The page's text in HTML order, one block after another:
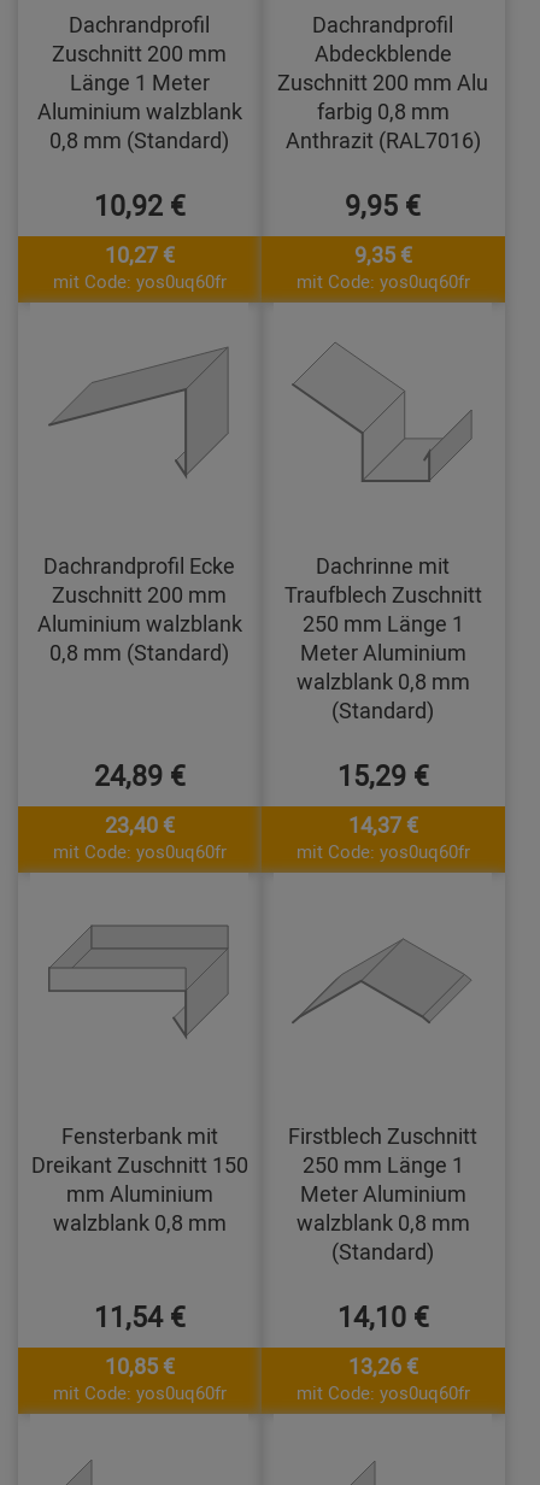
Dachrandprofil
Zuschnitt 200 mm
Länge 1 Meter
Aluminium walzblank
0,8 mm (Standard)
10,92 €
10,27 €
mit Code: yos0uq60fr
Dachrandprofil
Abdeckblende
Zuschnitt 200 mm Alu
farbig 0,8 mm
Anthrazit (RAL7016)
9,95 €
9,35 €
mit Code: yos0uq60fr
Dachrandprofil Ecke
Zuschnitt 200 mm
Aluminium walzblank
0,8 mm (Standard)
24,89 €
23,40 €
mit Code: yos0uq60fr
Dachrinne mit
Traufblech Zuschnitt
250 mm Länge 1
Meter Aluminium
walzblank 0,8 mm
(Standard)
15,29 €
14,37 €
mit Code: yos0uq60fr
Fensterbank mit
Dreikant Zuschnitt 150
mm Aluminium
walzblank 0,8 mm
11,54 €
10,85 €
mit Code: yos0uq60fr
Firstblech Zuschnitt
250 mm Länge 1
Meter Aluminium
walzblank 0,8 mm
(Standard)
14,10 €
13,26 €
mit Code: yos0uq60fr